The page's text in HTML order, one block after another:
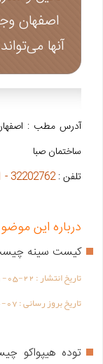
اصفهان
آنها
آدرس مطب :
ساختمان صبا
تلفن :32202762 - 031
درباره این
کیست سینه
تاریخ انتشار :05-22
تاریخ بروز رسانی :07
توده هیپواکو